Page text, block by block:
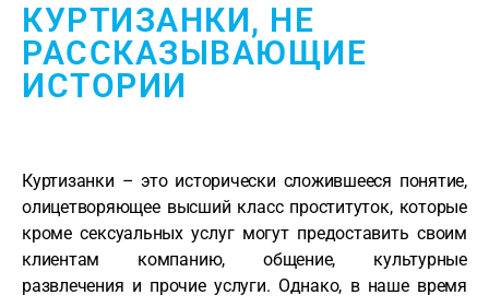
КУРТИЗАНКИ, НЕ
РАССКАЗЫВАЮЩИЕ
ИСТОРИИ
Куртизанки – это исторически сложившееся понятие,
олицетворяющее высший класс проституток, которые
кроме сексуальных услуг могут предоставить своим
клиентам компанию, общение, культурные
развлечения и прочие услуги. Однако, в наше время